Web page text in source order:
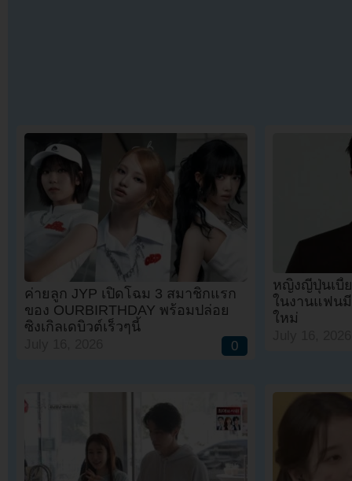
ค่ายลูก JYP เปิดโฉม 3 สมาชิกแรก
ของ OURBIRTHDAY พร้อมปล่อย
ซิงเกิลเดบิวต์เร็วๆนี้
0
หญิงญี่ปุ่นเบี้
ในงานแฟน
ใหม่